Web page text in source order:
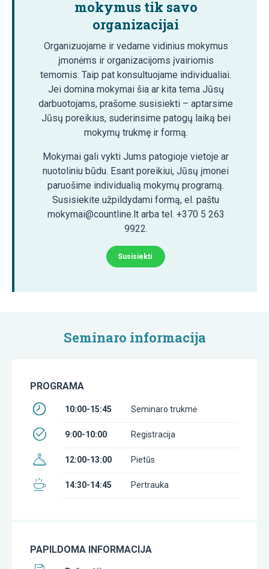
mokymus tik savo
organizacijai
Organizuojame ir vedame vidinius mokymus
įmonėms ir organizacijoms įvairiomis
temomis. Taip pat konsultuojame individualiai.
Jei domina mokymai šia ar kita tema Jūsų
darbuotojams, prašome susisiekti – aptarsime
Jūsų poreikius, suderinsime patogų laiką bei
mokymų trukmę ir formą.
Mokymai gali vykti Jums patogioje vietoje ar
nuotoliniu būdu. Esant poreikiui, Jūsų įmonei
paruošime individualią mokymų programą.
Susisiekite užpildydami formą, el. paštu
mokymai@countline.lt arba tel. +370 5 263
9922.
Susisiekti
Seminaro informacija
PROGRAMA
10:00-15:45 Seminaro trukmė
9:00-10:00 Registracija
12:00-13:00 Pietūs
14:30-14:45 Pertrauka
PAPILDOMA INFORMACIJA